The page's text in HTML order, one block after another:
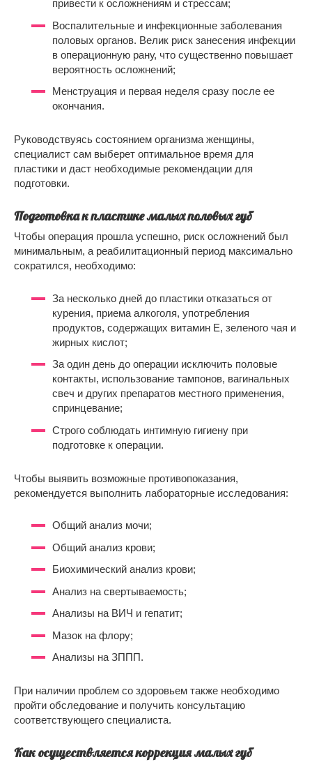
привести к осложнениям и стрессам;
Воспалительные и инфекционные заболевания
половых органов. Велик риск занесения инфекции
в операционную рану, что существенно повышает
вероятность осложнений;
Менструация и первая неделя сразу после ее
окончания.
Руководствуясь состоянием организма женщины,
специалист сам выберет оптимальное время для
пластики и даст необходимые рекомендации для
подготовки.
Подготовка к пластике малых половых губ
Чтобы операция прошла успешно, риск осложнений был
минимальным, а реабилитационный период максимально
сократился, необходимо:
За несколько дней до пластики отказаться от
курения, приема алкоголя, употребления
продуктов, содержащих витамин Е, зеленого чая и
жирных кислот;
За один день до операции исключить половые
контакты, использование тампонов, вагинальных
свеч и других препаратов местного применения,
спринцевание;
Строго соблюдать интимную гигиену при
подготовке к операции.
Чтобы выявить возможные противопоказания,
рекомендуется выполнить лабораторные исследования:
Общий анализ мочи;
Общий анализ крови;
Биохимический анализ крови;
Анализ на свертываемость;
Анализы на ВИЧ и гепатит;
Мазок на флору;
Анализы на ЗППП.
При наличии проблем со здоровьем также необходимо
пройти обследование и получить консультацию
соответствующего специалиста.
Как осуществляется коррекция малых губ